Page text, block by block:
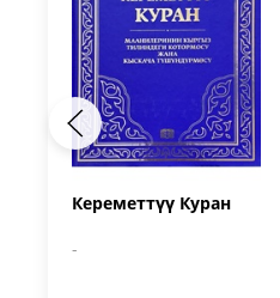
Кереметтүү Куран
-